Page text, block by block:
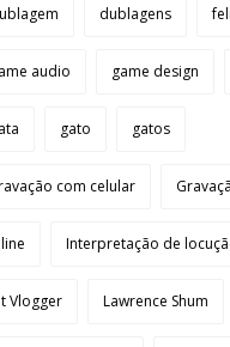
dublagens
audio game design
gato gatos
com celular
Interpretação de
Vlogger Lawrence Shum